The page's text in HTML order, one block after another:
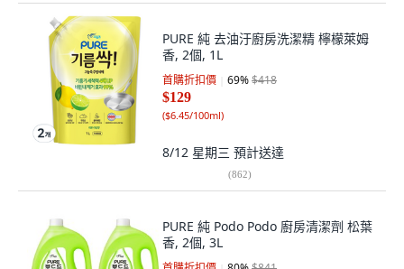
PURE 純 去油汙廚房洗潔精 檸檬萊姆
香, 2個, 1L
首購折扣價 69%$418
$129
($6.45/100ml)
8/12 星期三 預計送達
(862)
PURE 純 Podo Podo 廚房清潔劑 松葉
香, 2個, 3L